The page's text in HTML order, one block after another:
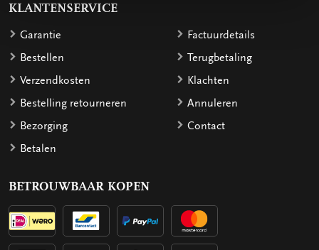
KLANTENSERVICE
Garantie
Bestellen
Verzendkosten
Bestelling retourneren
Bezorging
Betalen
Factuurdetails
Terugbetaling
Klachten
Annuleren
Contact
BETROUWBAAR KOPEN